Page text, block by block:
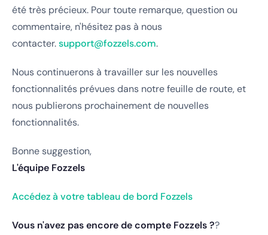
été très précieux. Pour toute remarque, question ou
commentaire, n'hésitez pas à nous
contacter.support@fozzels.com.
Nous continuerons à travailler sur les nouvelles
fonctionnalités prévues dans notre feuille de route, et
nous publierons prochainement de nouvelles
fonctionnalités.
Bonne suggestion,
L'équipe Fozzels
Accédez à votre tableau de bord Fozzels
Vous n'avez pas encore de compte Fozzels ??